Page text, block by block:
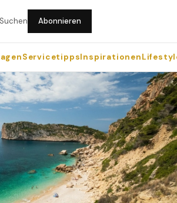
Suchen Abonnieren
ServicetippsInspirationen